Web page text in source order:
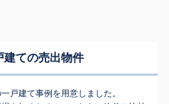
建ての売出物件
戸建て事例を用意しました。